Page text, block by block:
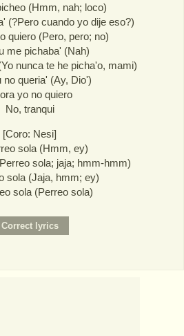
(Hmm, nah; loco)
(?Pero cuando yo dije eso?)
quiero (Pero, pero; no)
me pichaba' (Nah)
nunca te he picha'o, mami)
no queria' (Ay, Dio')
yo no quiero
No, tranqui
[Coro: Nesi]
sola (Hmm, ey)
sola; jaja; hmm-hmm)
sola (Jaja, hmm; ey)
sola (Perreo sola)